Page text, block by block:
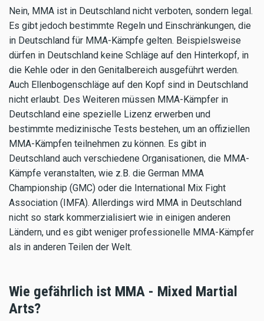
Nein, MMA ist in Deutschland nicht verboten, sondern legal.
Es gibt jedoch bestimmte Regeln und Einschränkungen, die
in Deutschland für MMA-Kämpfe gelten. Beispielsweise
dürfen in Deutschland keine Schläge auf den Hinterkopf, in
die Kehle oder in den Genitalbereich ausgeführt werden.
Auch Ellenbogenschläge auf den Kopf sind in Deutschland
nicht erlaubt. Des Weiteren müssen MMA-Kämpfer in
Deutschland eine spezielle Lizenz erwerben und
bestimmte medizinische Tests bestehen, um an offiziellen
MMA-Kämpfen teilnehmen zu können. Es gibt in
Deutschland auch verschiedene Organisationen, die MMA-
Kämpfe veranstalten, wie z.B. die German MMA
Championship (GMC) oder die International Mix Fight
Association (IMFA). Allerdings wird MMA in Deutschland
nicht so stark kommerzialisiert wie in einigen anderen
Ländern, und es gibt weniger professionelle MMA-Kämpfer
als in anderen Teilen der Welt.
Wie gefährlich ist MMA - Mixed Martial
Arts?